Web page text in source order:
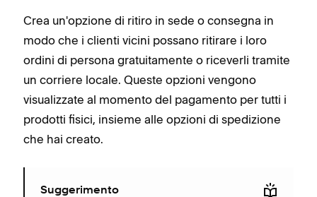
Crea un'opzione di ritiro in sede o consegna in
modo che i clienti vicini possano ritirare i loro
ordini di persona gratuitamente o riceverli tramite
un corriere locale. Queste opzioni vengono
visualizzate al momento del pagamento per tutti i
prodotti fisici, insieme alle opzioni di spedizione
che hai creato.
Suggerimento